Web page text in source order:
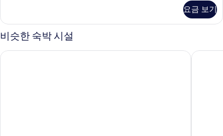
보
기
세
히
보
1
개,
시
내
킹
이
침
요금 보기
비슷한 숙박 시설
W 멜버른 메리톤